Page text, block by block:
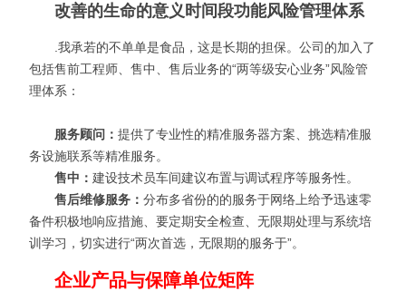
改善的生命的意义时间段功能风险管理体系
.我承若的不单单是食品，这是长期的担保。公司的加入了
包括售前工程师、售中、售后业务的“两等级安心业务”风险管
理体系：
服务顾问：提供了专业性的精准服务器方案、挑选精准服
务设施联系等精准服务。
售中：建设技术员车间建议布置与调试程序等服务性。
售后维修服务：分布多省份的的服务于网络上给予迅速零
备件积极地响应措施、要定期安全检查、无限期处理与系统培
训学习，切实进行“两次首选，无限期的服务于”。
企业产品与保障单位矩阵